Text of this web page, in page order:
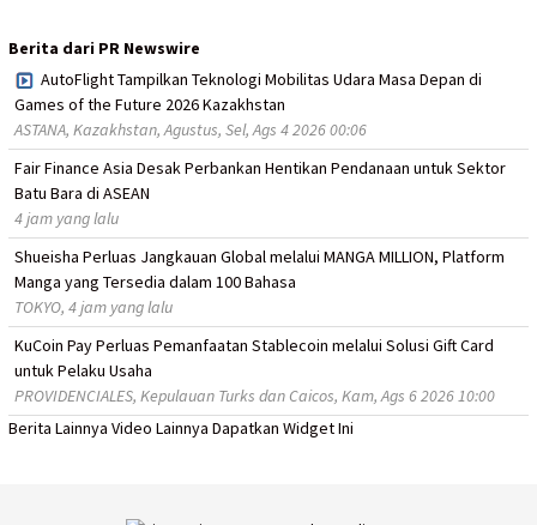
Berita dari PR Newswire
AutoFlight Tampilkan Teknologi Mobilitas Udara Masa Depan di
Games of the Future 2026 Kazakhstan
ASTANA, Kazakhstan, Agustus, Sel, Ags 4 2026 00:06
Fair Finance Asia Desak Perbankan Hentikan Pendanaan untuk Sektor
Batu Bara di ASEAN
4 jam yang lalu
Shueisha Perluas Jangkauan Global melalui MANGA MILLION, Platform
Manga yang Tersedia dalam 100 Bahasa
TOKYO, 4 jam yang lalu
KuCoin Pay Perluas Pemanfaatan Stablecoin melalui Solusi Gift Card
untuk Pelaku Usaha
PROVIDENCIALES, Kepulauan Turks dan Caicos, Kam, Ags 6 2026 10:00
Berita Lainnya Video Lainnya Dapatkan Widget Ini